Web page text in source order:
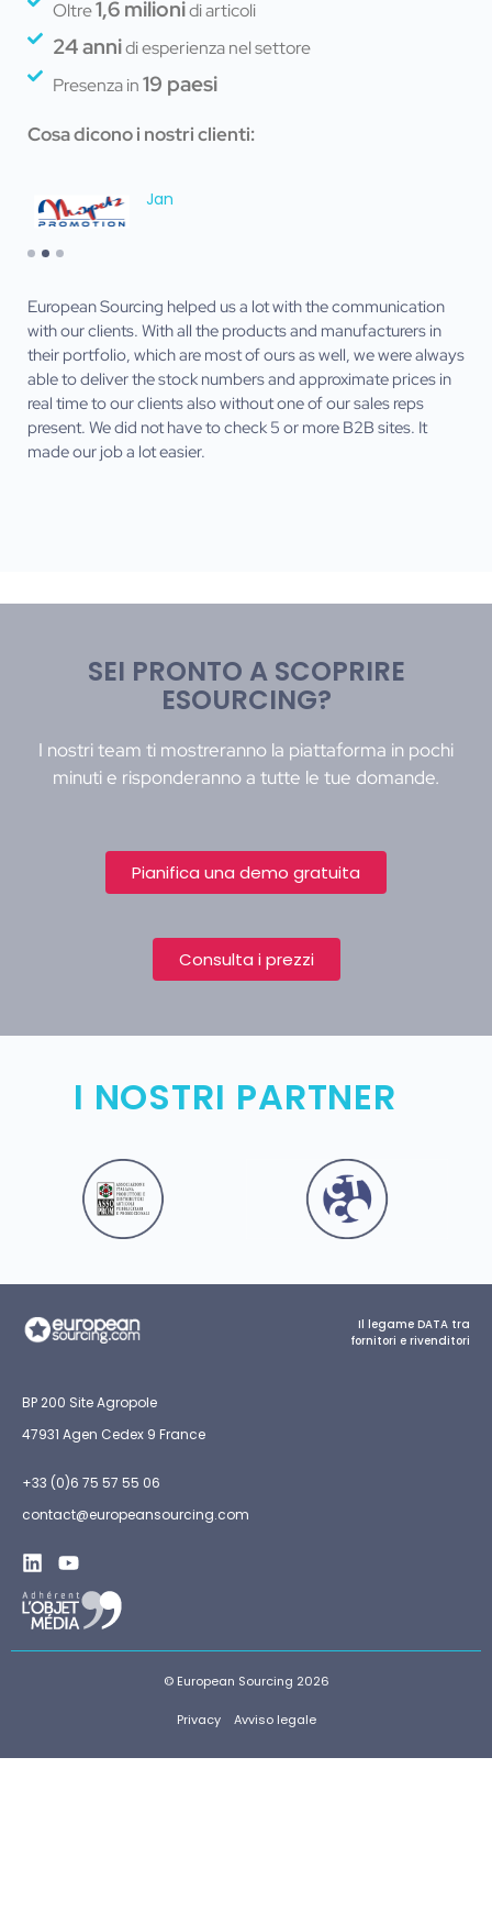
Oltre1,6 milionidi articoli
24 annidi esperienza nel settore
Presenza in19 paesi
Cosa dicono i nostri clienti:
Jan
European Sourcing helped us a lot with the communication
with our clients. With all the products and manufacturers in
their portfolio, which are most of ours as well, we were always
able to deliver the stock numbers and approximate prices in
real time to our clients also without one of our sales reps
present. We did not have to check 5 or more B2B sites. It
made our job a lot easier.
SEI PRONTO A SCOPRIRE
ESOURCING?
I nostri team ti mostreranno la piattaforma in pochi
minuti e risponderanno a tutte le tue domande.
Pianifica una demo gratuita
Consulta i prezzi
I NOSTRI PARTNER
Il legame DATA tra
fornitori e rivenditori
BP 200 Site Agropole
47931 Agen Cedex 9 France
+33 (0)6 75 57 55 06
contact@europeansourcing.com
© European Sourcing 2026
Privacy Avviso legale